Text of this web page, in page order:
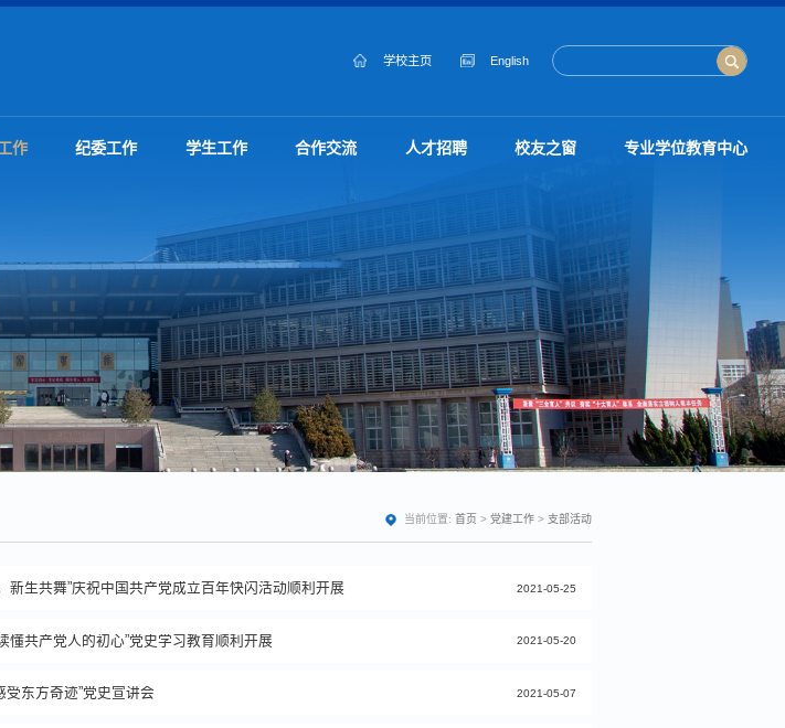
学校主页 English
作 纪委工作 学生工作 合作交流 人才招聘 校友之窗 专业学位教育中心
当前位置: 首页 > 党建工作 > 支部活动
新生共舞”庆祝中国共产党成立百年快闪活动顺利开展 2021-05-25
懂共产党人的初心”党史学习教育顺利开展 2021-05-20
受东方奇迹”党史宣讲会 2021-05-07